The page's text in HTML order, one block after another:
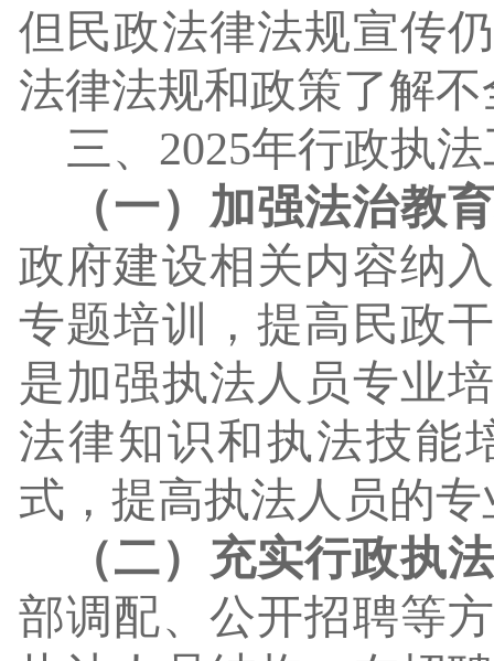
但民政法律法规宣传
法律法规和政策了解
三、 2025年行政执
（一）加强法治教
政府建设相关内容纳
专题培训，提高民政
是加强执法人员专业
法律知识和执法技能
式，提高执法人员的
（二）充实行政执
部调配、公开招聘等